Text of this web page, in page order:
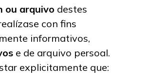
ou arquivo destes
con fins
informativos,
e de arquivo persoal.
explicitamente que: